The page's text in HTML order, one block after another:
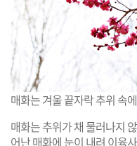
매화는 겨울 끝자락 추위 속
매화는 추위가 채 물러나지
어난 매화에 눈이 내려 이육